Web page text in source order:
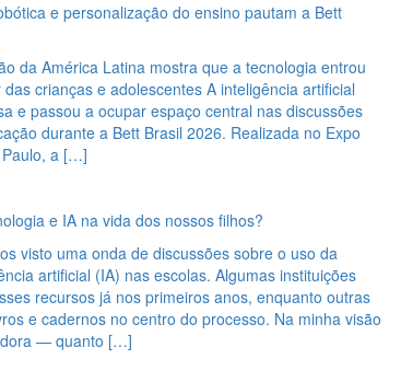
e personalização do ensino pautam a Bett
da América Latina mostra que a tecnologia entrou
crianças e adolescentes A inteligência artificial
e passou a ocupar espaço central nas discussões
durante a Bett Brasil 2026. Realizada no Expo
Paulo, a […]
e IA na vida dos nossos filhos?
visto uma onda de discussões sobre o uso da
artificial (IA) nas escolas. Algumas instituições
recursos já nos primeiros anos, enquanto outras
e cadernos no centro do processo. Na minha visão
— quanto […]